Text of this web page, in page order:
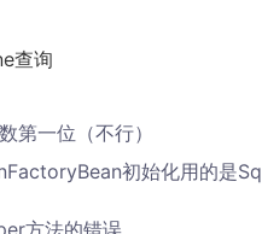
查询
第一位（不行）
初始化用的是
方法的错误